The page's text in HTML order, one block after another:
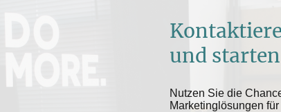
und
Nutzen Sie die
Marketinglösungen